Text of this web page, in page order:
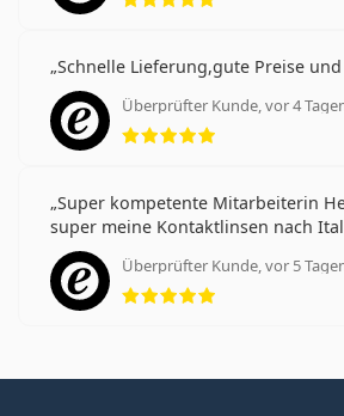
Schnelle Lieferung,gute Preise
Überprüfter Kunde, vor 4
Bewertung 5
Super kompetente Mitarbeiterin
super meine Kontaktlinsen nach
Überprüfter Kunde, vor 5
Bewertung 5